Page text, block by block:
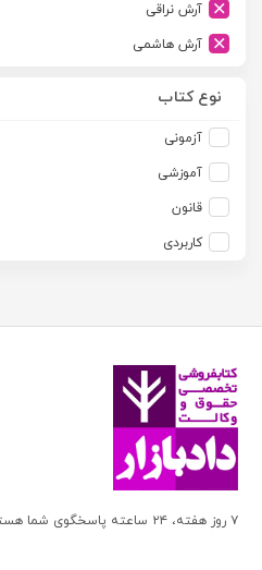
اطلاعات
امجد
امید انقلاب
اندیشه های حقوقی
بنگاه ترجمه و نشر کتاب پارسه
بهتاب
بهنامی
آرش نراقی
آرش هاشمی
آزاده صادقی
آزیتا قربانی رحیم
آلبرت ون دایسی
آلن ردفرن
آمنه خدادادی
آنتونیو کاسسه
آندره لگراند
آندره مارمور
نوع کتاب
آزمونی
آموزشی
قانون
کاربردی
۷ روز هفته، ۲۴ ساعته پاسخگوی شما هستیم